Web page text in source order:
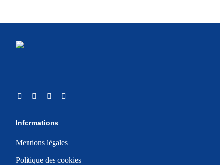
Informations
Mentions légales
Politique des cookies